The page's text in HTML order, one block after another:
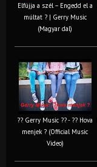
Elfújja a szél – Engedd el a
múltat ? | Gerry Music
(Magyar dal)
?? Gerry Music ?? - ?? Hova
menjek ? (Official Music
Video)